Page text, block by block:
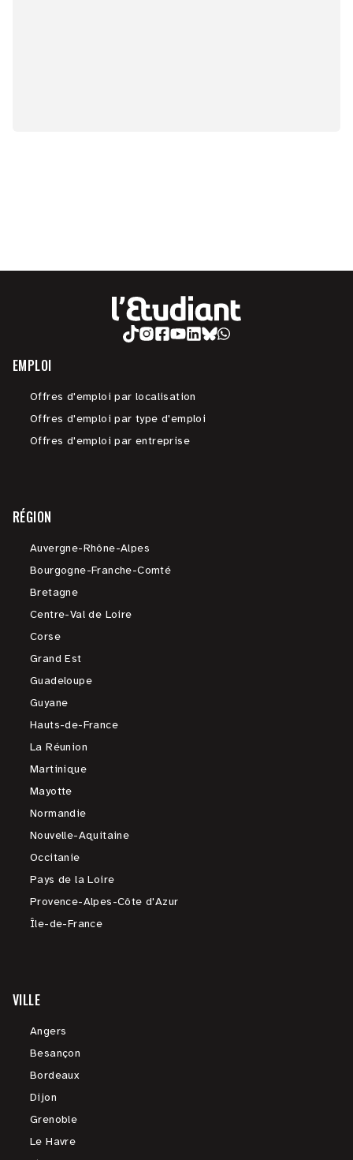
EMPLOI
Offres d'emploi par localisation
Offres d'emploi par type d'emploi
Offres d'emploi par entreprise
RÉGION
Auvergne-Rhône-Alpes
Bourgogne-Franche-Comté
Bretagne
Centre-Val de Loire
Corse
Grand Est
Guadeloupe
Guyane
Hauts-de-France
La Réunion
Martinique
Mayotte
Normandie
Nouvelle-Aquitaine
Occitanie
Pays de la Loire
Provence-Alpes-Côte d'Azur
Île-de-France
VILLE
Angers
Besançon
Bordeaux
Dijon
Grenoble
Le Havre